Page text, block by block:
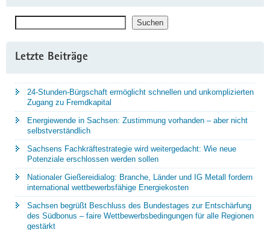
Suchen
Letzte Beiträge
24-Stunden-Bürgschaft ermöglicht schnellen und unkomplizierten
Zugang zu Fremdkapital
Energiewende in Sachsen: Zustimmung vorhanden – aber nicht
selbstverständlich
Sachsens Fachkräftestrategie wird weitergedacht: Wie neue
Potenziale erschlossen werden sollen
Nationaler Gießereidialog: Branche, Länder und IG Metall fordern
international wettbewerbsfähige Energiekosten
Sachsen begrüßt Beschluss des Bundestages zur Entschärfung
des Südbonus – faire Wettbewerbsbedingungen für alle Regionen
gestärkt